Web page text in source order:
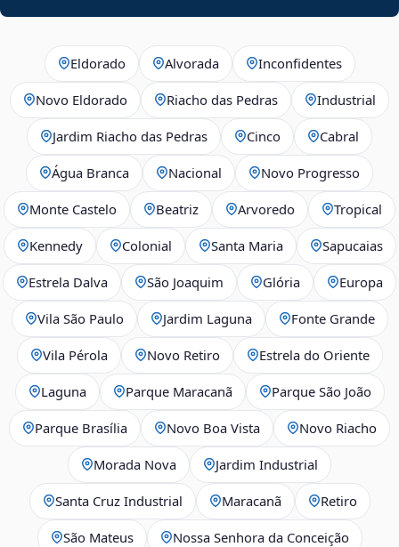
Eldorado Alvorada Inconfidentes
Novo Eldorado Riacho das Pedras Industrial
Jardim Riacho das Pedras Cinco Cabral
Água Branca Nacional Novo Progresso
Monte Castelo Beatriz Arvoredo Tropical
Kennedy Colonial Santa Maria Sapucaias
Estrela Dalva São Joaquim Glória Europa
Vila São Paulo Jardim Laguna Fonte Grande
Vila Pérola Novo Retiro Estrela do Oriente
Laguna Parque Maracanã Parque São João
Parque Brasília Novo Boa Vista Novo Riacho
Morada Nova Jardim Industrial
Santa Cruz Industrial Maracanã Retiro
São Mateus Nossa Senhora da Conceição